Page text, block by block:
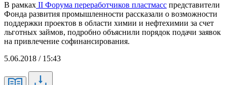
В рамках II Форума переработчиков пластмасс представители
Фонда развития промышленности рассказали о возможности
поддержки проектов в области химии и нефтехимии за счет
льготных займов, подробно объяснили порядок подачи заявок
на привлечение софинансирования.
5.06.2018 / 15:43